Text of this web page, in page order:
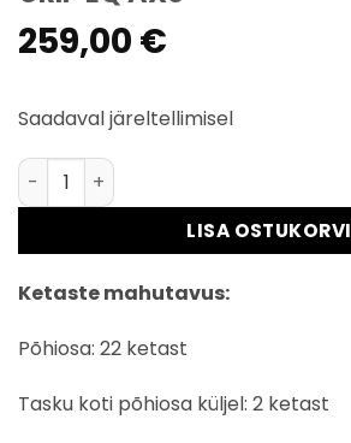
259,00 €
Saadaval järeltellimisel
GRIP EQ AX6 kogus
LISA OSTUKORVI
Ketaste mahutavus:
Põhiosa: 22 ketast
Tasku koti põhiosa küljel: 2 ketast